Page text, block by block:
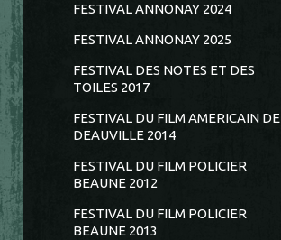
FESTIVAL ANNONAY 2024
FESTIVAL ANNONAY 2025
FESTIVAL DES NOTES ET DES
TOILES 2017
FESTIVAL DU FILM AMERICAIN DE
DEAUVILLE 2014
FESTIVAL DU FILM POLICIER
BEAUNE 2012
FESTIVAL DU FILM POLICIER
BEAUNE 2013